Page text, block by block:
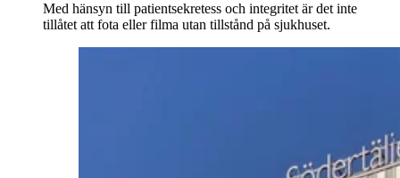
Med hänsyn till patientsekretess och integritet är det inte
tillåtet att fota eller filma utan tillstånd på sjukhuset.